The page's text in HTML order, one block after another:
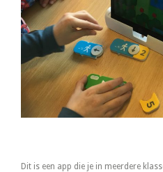
Dit is een app die je in meerdere